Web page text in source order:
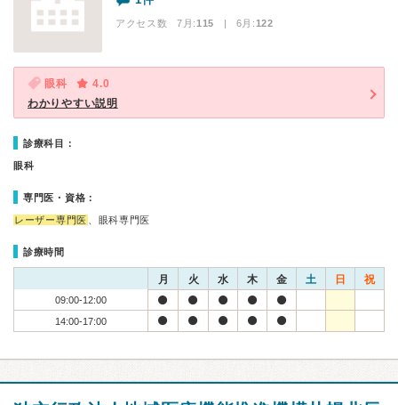
アクセス数 7月:115 | 6月:122
眼科
4.0
わかりやすい説明
診療科目：
眼科
専門医・資格：
レーザー専門医 、眼科専門医
診療時間
月 火 水 木 金 土 日 祝
09:00-12:00
14:00-17:00